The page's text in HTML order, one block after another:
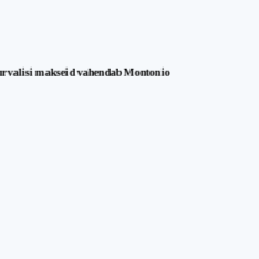
makseid vahendab Montonio